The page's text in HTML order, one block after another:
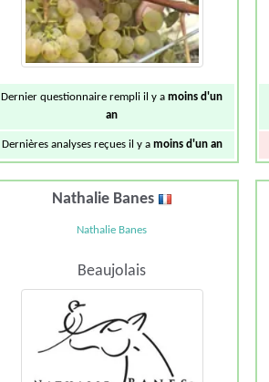
Dernier questionnaire rempli il y amoins d'un
an
Dernières analyses reçues il y a moins d'un an
Nathalie Banes
Nathalie Banes
Beaujolais